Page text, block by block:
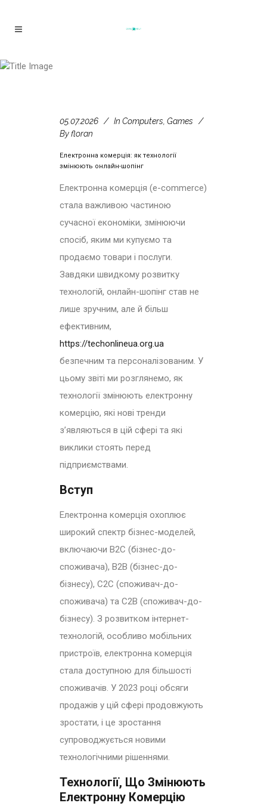
05.07.2026 In Computers, Games
Byfloran
Електронна комерція: як технології
змінюють онлайн-шопінг
Електронна комерція (e-commerce)
стала важливою частиною
сучасної економіки, змінюючи
спосіб, яким ми купуємо та
продаємо товари і послуги.
Завдяки швидкому розвитку
технологій, онлайн-шопінг став не
лише зручним, але й більш
ефективним,
https://techonlineua.org.ua
безпечним та персоналізованим. У
цьому звіті ми розглянемо, як
технології змінюють електронну
комерцію, які нові тренди
з’являються в цій сфері та які
виклики стоять перед
підприємствами.
Вступ
Електронна комерція охоплює
широкий спектр бізнес-моделей,
включаючи B2C (бізнес-до-
споживача), B2B (бізнес-до-
бізнесу), C2C (споживач-до-
споживача) та C2B (споживач-до-
бізнесу). З розвитком інтернет-
технологій, особливо мобільних
пристроїв, електронна комерція
стала доступною для більшості
споживачів. У 2023 році обсяги
продажів у цій сфері продовжують
зростати, і це зростання
супроводжується новими
технологічними рішеннями.
Технології, Що Змінюють
Електронну Комерцію